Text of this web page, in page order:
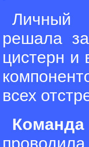
решала
цистерн и
всех